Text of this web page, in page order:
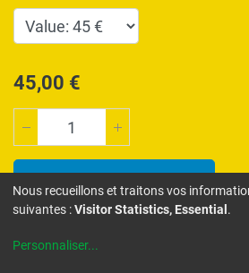
45,00 €
Ajouter au chariot
Nous recueillons et traitons vos
suivantes :Visitor Statistics, Essential .
Personnaliser...